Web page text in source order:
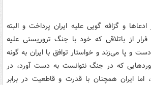
ادعاها و گزافه گویی علیه ایران پرداخت و البته
از باتلاقی که خود با جنگ تروریستی علیه
و پا می‌زند و خواستار توافق با ایران به گونه
که در جنگ نتوانست به دست آورد، در
ایران همچنان با قدرت و قاطعیت در برابر